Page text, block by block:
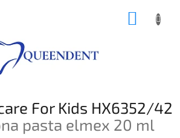
For Kids HX6352/42
pasta elmex 20 ml